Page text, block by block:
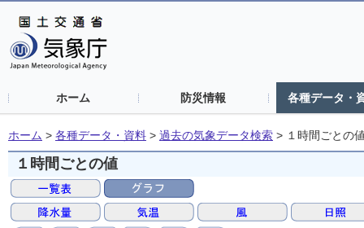
ホーム 防災情報 各種データ・
ホーム > 各種データ・資料 > 過去の気象データ検索 > １時間ごとの
１時間ごとの値